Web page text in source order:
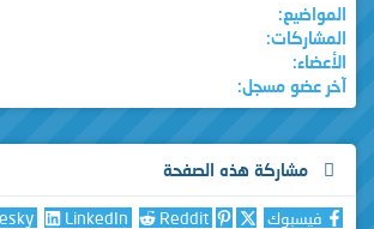
المواضيع
المشاركات
الأعضاء
آخر عضو مسجل
مشاركة هذه الصفحة
فيسبوك LinkedIn
Reddit